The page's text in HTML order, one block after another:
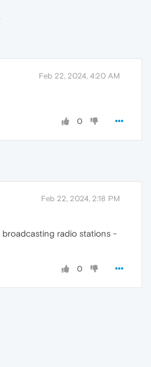
Feb 22, 2024, 4:20 AM
0
Feb 22, 2024, 2:18 PM
radio stations -
0